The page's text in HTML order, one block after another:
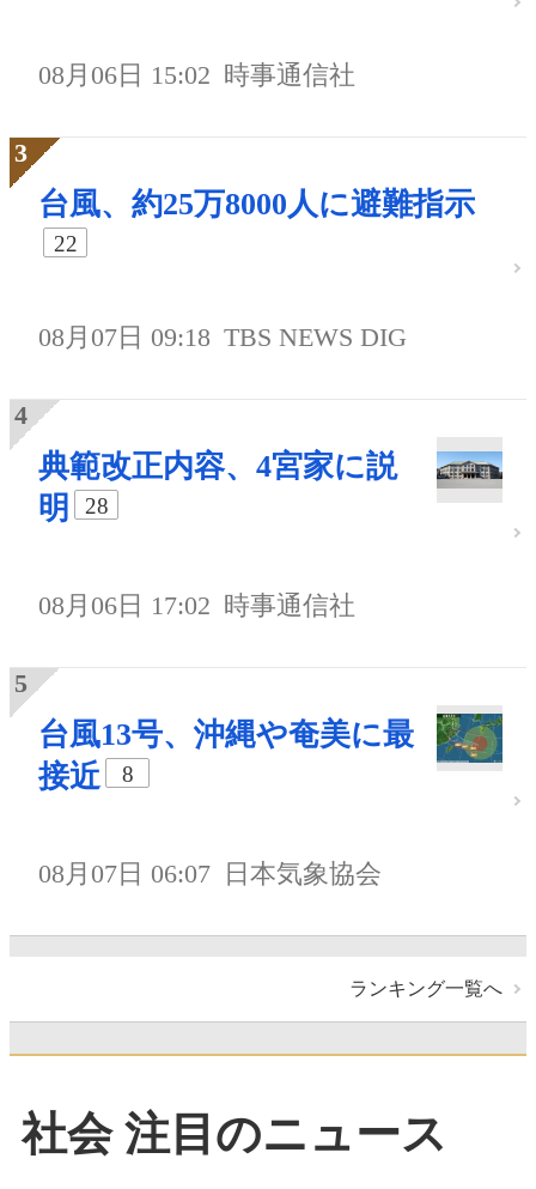
08月06日 15:02 時事通信社
台風、約25万8000人に避難指示
22
08月07日 09:18 TBS NEWS DIG
典範改正内容、4宮家に説
明
28
08月06日 17:02 時事通信社
台風13号、沖縄や奄美に最
接近
8
08月07日 06:07 日本気象協会
ランキング一覧へ
社会 注目のニュース